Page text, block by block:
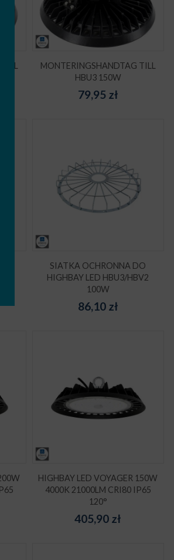
MONTERINGSHANDTAG TILL
HBU3 150W
79,95zł
SIATKA OCHRONNA DO
HIGHBAY LED HBU3/HBV2
100W
86,10zł
HIGHBAY LED VOYAGER 150W
4000K 21000LM CRI80 IP65
120°
405,90 zł